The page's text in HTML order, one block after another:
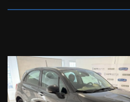
Il veicolo è realmente disponibile
1- Viale dell’Industria 10